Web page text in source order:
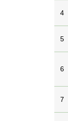
4
5
6
7